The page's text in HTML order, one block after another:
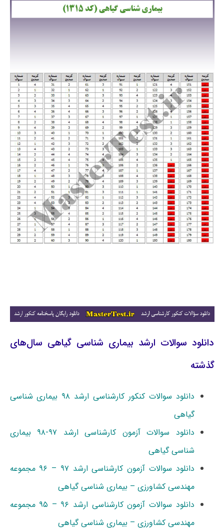
دانلود سوالات ارشد بیماری شناسی گیاهی سال‌های
گذشته
دانلود سوالات کنکور کارشناسی ارشد ۹۸ بیماری شناسی
گیاهی
دانلود سوالات آزمون کارشناسی ارشد ۹۷-۹۸ بیماری
شناسی گیاهی
دانلود سوالات آزمون کارشناسی ارشد ۹۷ – ۹۶ مجموعه
مهندسی کشاورزی – بیماری شناسی گیاهی
دانلود سوالات آزمون کارشناسی ارشد ۹۶ – ۹۵ مجموعه
مهندسی کشاورزی – بیماری شناسی گیاهی